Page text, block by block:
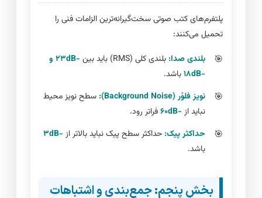
پلتفرم‌های کتب صوتی سخت‌گیرانه‌ترین الزامات فنی را
تحمیل می‌کنند:
بلندی صدا: بلندی کلی (RMS) باید بین
-۲۳dB و
-۱۸dB
باشد.
نویز فلوُر (Background Noise):
سطح نویز محیط
نباید از -۶۰dB
فراتر رود.
حداکثر پیک: حداکثر سطح پیک نباید بالاتر از -۳dB
باشد.
بخش پنجم: جمع‌بندی و اشتباهات